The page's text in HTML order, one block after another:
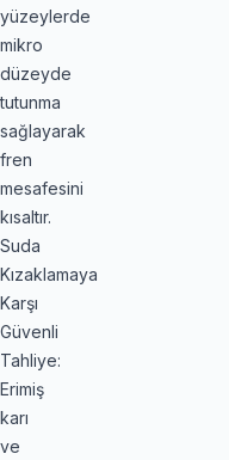
yüzeylerde
mikro
düzeyde
tutunma
sağlayarak
fren
mesafesini
kısaltır.
Suda
Kızaklamaya
Karşı
Güvenli
Tahliye:
Erimiş
karı
ve